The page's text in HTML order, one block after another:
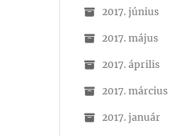
2017. június
2017. május
2017. április
2017. március
2017. január